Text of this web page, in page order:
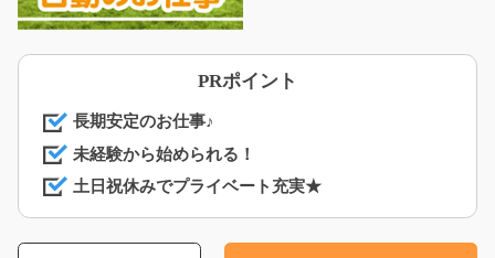
PRポイント
長期安定のお仕事♪
未経験から始められる！
土日祝休みでプライベート充実★